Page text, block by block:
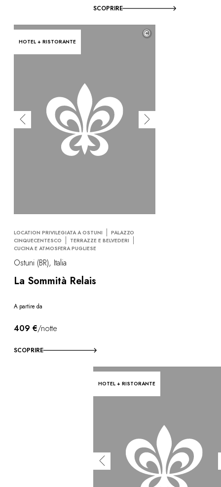
SCOPRIRE
HOTEL + RISTORANTE
©
LOCATION PRIVILEGIATA A OSTUNI
PALAZZO
CINQUECENTESCO
TERRAZZE E BELVEDERI
CUCINA E ATMOSFERA PUGLIESE
Ostuni (BR), Italia
La Sommità Relais
A partire da
409 €/notte
SCOPRIRE
HOTEL + RISTORANTE